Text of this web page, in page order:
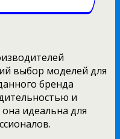
выбор моделей для
бренда
и
идеальна для